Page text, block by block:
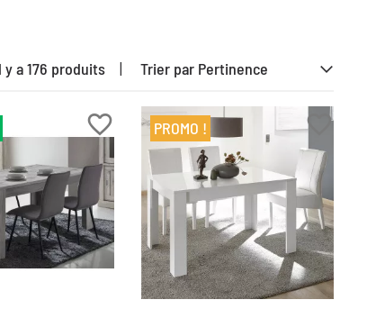
y a 176 produits |
favorite_border favorite_border
PROMO !